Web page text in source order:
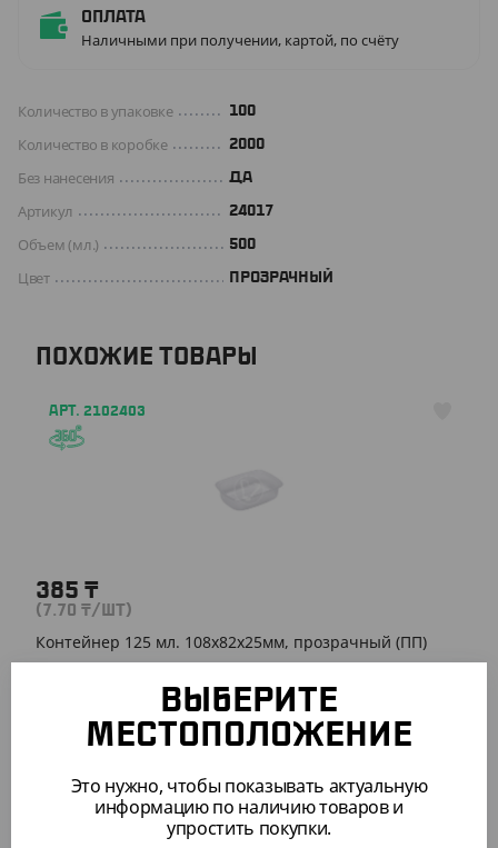
Оплата
Наличными при получении, картой, по счёту
Количество в упаковке 100
Количество в коробке 2000
Без нанесения ДА
Артикул 24017
Объем (мл.) 500
Цвет ПРОЗРАЧНЫЙ
ПОХОЖИЕ ТОВАРЫ
АРТ. 2102403
385 ₸
(7.70 ₸/ШТ)
Контейнер 125 мл. 108х82х25мм, прозрачный (ПП)
КОР (1000)
АРТ. 2108806
ВЫБЕРИТЕ
МЕСТОПОЛОЖЕНИЕ
Это нужно, чтобы показывать актуальную
информацию по наличию товаров и
упростить покупки.